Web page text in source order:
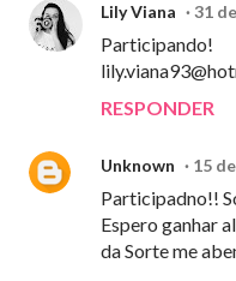
Lily Viana 31
Participando!
RESPONDER
Unknown 15
Participadno!!
Espero ganhar
da Sorte me